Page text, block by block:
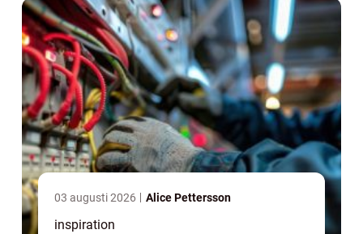
03 augusti 2026 Alice Pettersson
inspiration